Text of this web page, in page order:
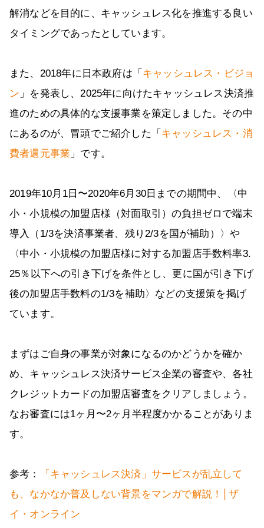
解消などを目的に、キャッシュレス化を推進する良い
タイミングであったとしています。
また、2018年に日本政府は「 キャッシュレス・ビジョ
ン 」を発表し、2025年に向けたキャッシュレス決済推
進のための具体的な支援事業を策定しました。その中
にあるのが、冒頭でご紹介した「 キャッシュレス・消
費者還元事業 」です。
2019年10月1日〜2020年6月30日までの期間中、〈中
小・小規模の加盟店様（対面取引）の負担ゼロで端末
導入（1/3を決済事業者、残り2/3を国が補助）〉や
〈中小・小規模の加盟店様に対する加盟店手数料率3.
25％以下への引き下げを条件とし、更に国が引き下げ
後の加盟店手数料の1/3を補助〉などの支援策を掲げ
ています。
まずはご自身の事業が対象になるのかどうかを確か
め、キャッシュレス決済サービス企業の審査や、各社
クレジットカードの加盟店審査をクリアしましょう。
なお審査には1ヶ月〜2ヶ月半程度かかることがありま
す。
参考：
「キャッシュレス決済」サービスが乱立して
も、なかなか普及しない背景をマンガで解説！│ザ
イ・オンライン